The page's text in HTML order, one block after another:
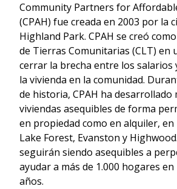
Community Partners for
(CPAH) fue creada en 2003 por la
Highland Park. CPAH se creó
de Tierras Comunitarias (CLT) en
cerrar la brecha entre los salarios
la vivienda en la comunidad.
de historia, CPAH ha desarrollado
viviendas asequibles de forma
en propiedad como en alquiler,
Lake Forest, Evanston y
seguirán siendo asequibles a
ayudar a más de 1.000 hogares
años.